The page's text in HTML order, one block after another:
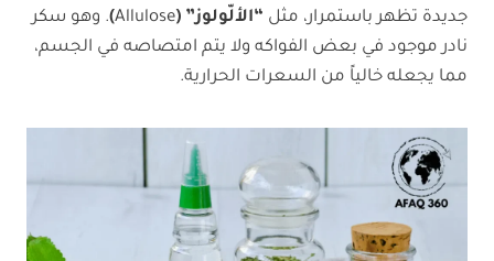
جديدة تظهر باستمرار، مثل “الألّولوز” (
Allulose
). وهو سكر
نادر موجود في بعض الفواكه ولا يتم امتصاصه في الجسم،
مما يجعله خالياً من السعرات الحرارية.